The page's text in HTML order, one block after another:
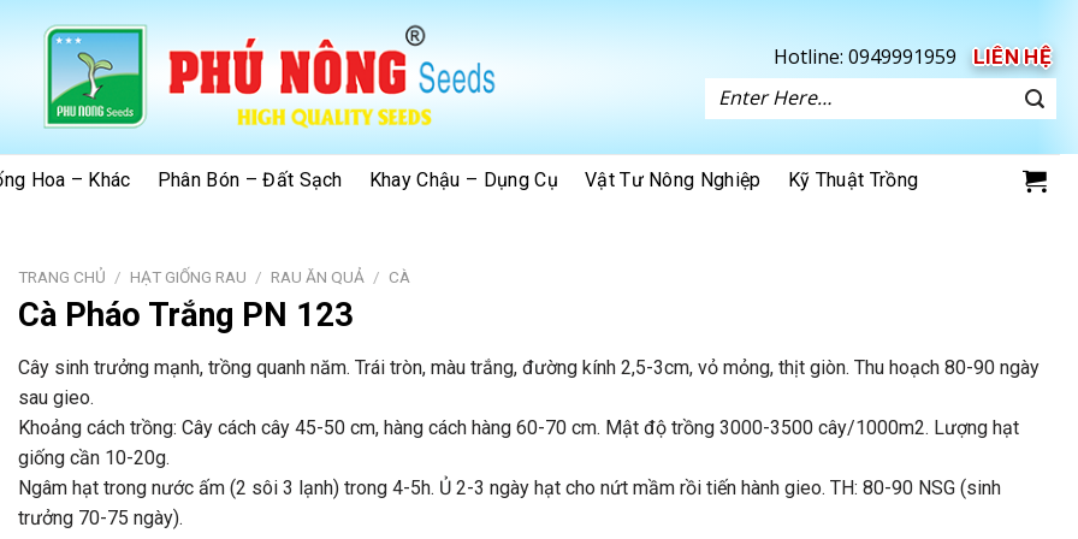
Hotline: 0949991959 LIÊN HỆ
Tìm
Hoa – Khác Phân Bón – Đất Sạch Khay Chậu – Dụng Cụ Vật Tư Nông Nghiệp Kỹ Thuật Trồng
TRANG CHỦ / HẠT GIỐNG RAU / RAU ĂN QUẢ / CÀ
Cà Pháo Trắng PN 123
Cây sinh trưởng mạnh, trồng quanh năm. Trái tròn, màu trắng, đường kính 2,5-3cm, vỏ mỏng, thịt giòn. Thu hoạch 80-90 ngày
sau gieo.
Khoảng cách trồng: Cây cách cây 45-50 cm, hàng cách hàng 60-70 cm. Mật độ trồng 3000-3500 cây/1000m2. Lượng hạt
giống cần 10-20g.
Ngâm hạt trong nước ấm (2 sôi 3 lạnh) trong 4-5h. Ủ 2-3 ngày hạt cho nứt mầm rồi tiến hành gieo. TH: 80-90 NSG (sinh
trưởng 70-75 ngày).